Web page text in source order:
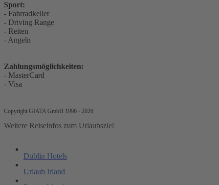
Sport:
- Fahrradkeller
- Driving Range
- Reiten
- Angeln
Zahlungsmöglichkeiten:
- MasterCard
- Visa
Copyright GIATA GmbH 1996 - 2026
Weitere Reiseinfos zum Urlaubsziel
Dublin Hotels
Urlaub Irland